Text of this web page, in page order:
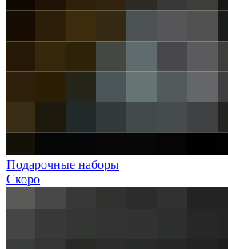
Подарочные наборы
Скоро